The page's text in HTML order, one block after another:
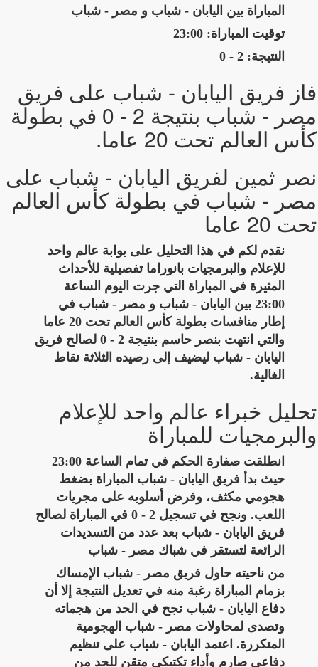
المباراة بين اليابان - شباب و مصر - شباب
توقيت المباراة: 23:00
النتيجة: 2 - 0
فاز فريق اليابان - شباب على فريق
مصر - شباب بنتيجة 2 - 0 في بطولة
كأس العالم تحت 20 عاما.
نصر ثمين لفريق اليابان - شباب على
مصر - شباب في بطولة كأس العالم
تحت 20 عاما
نقدم لكم في هذا التحليل على بوابة عالم واحد
للإعلام والبرمجيات بانوراما تفصيلية للأحداث
المثيرة في المباراة التي جرت اليوم الساعة
23:00 بين اليابان - شباب و مصر - شباب في
إطار منافسات بطولة كأس العالم تحت 20 عاما
والتي انتهت بنصر حاسم بنتيجة 2 - 0 لصالح فريق
اليابان - شباب ليضيف إلى رصيده الثلاثة نقاط
الغالية.
تحليل خبراء عالم واحد للإعلام
والبرمجيات للمباراة
انطلقت صفارة الحكم في تمام الساعة 23:00
حيث بدأ فريق اليابان - شباب المباراة بضغط
هجومي مكثف، وفرض أسلوبه على مجريات
اللعب. ونجح في تسجيل 2 - 0 في المباراة لصالح
فريق اليابان - شباب بعد عدد من التسديدات
الرائعة لتستقر في شباك مصر - شباب
من ناحيته حاول فريق مصر - شباب الإمساك
بزمام المباراة رغبة منه في تعديل النتيجة إلا أن
دفاع اليابان - شباب نجح في الحد من هجماته
وتصدى لمحاولات مصر - شباب الهجومية
المتكررة. اعتمد اليابان - شباب على تنظيم
دفاعي صارم وأداء تكتيكي متقن للحد من